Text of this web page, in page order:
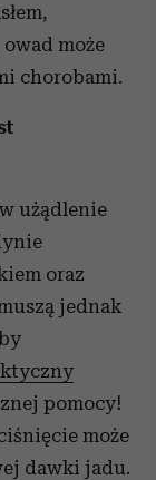
może
chorobami.
użądlenie
oraz
jednak
pomocy!
może
dawki jadu.